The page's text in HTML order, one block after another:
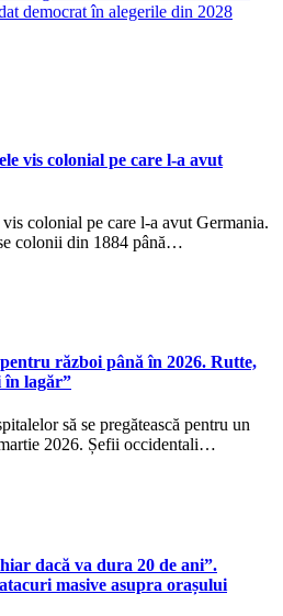
democrat în alegerile din 2028
vis colonial pe care l-a avut
colonial pe care l-a avut Germania.
colonii din 1884 până…
război până în 2026. Rutte,
în lagăr”
să se pregătească pentru un
2026. Șefii occidentali…
dacă va dura 20 de ani”.
masive asupra orașului